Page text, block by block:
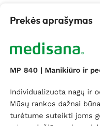
Prekės aprašymas
MP 840 | Manikiūro ir
Individualizuota nagų ir
Mūsų rankos dažnai
turėtume suteikti joms